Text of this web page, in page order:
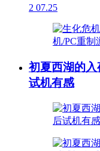
2 07.25
初夏西湖的
试机有感